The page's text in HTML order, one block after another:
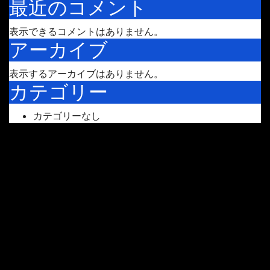
最近のコメント
表示できるコメントはありません。
アーカイブ
表示するアーカイブはありません。
カテゴリー
カテゴリーなし